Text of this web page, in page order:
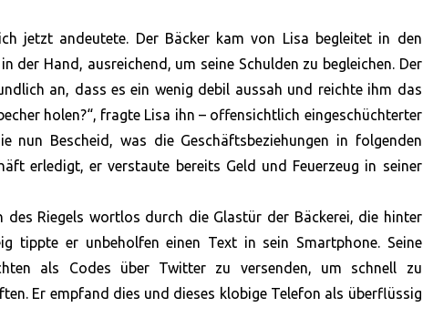
jetzt andeutete. Der Bäcker kam von Lisa begleitet in den
der Hand, ausreichend, um seine Schulden zu begleichen. Der
an, dass es ein wenig debil aussah und reichte ihm das
holen?“, fragte Lisa ihn – offensichtlich eingeschüchterter
nun Bescheid, was die Geschäftsbeziehungen in folgenden
erledigt, er verstaute bereits Geld und Feuerzeug in seiner
Riegels wortlos durch die Glastür der Bäckerei, die hinter
tippte er unbeholfen einen Text in sein Smartphone. Seine
als Codes über Twitter zu versenden, um schnell zu
Er empfand dies und dieses klobige Telefon als überflüssig